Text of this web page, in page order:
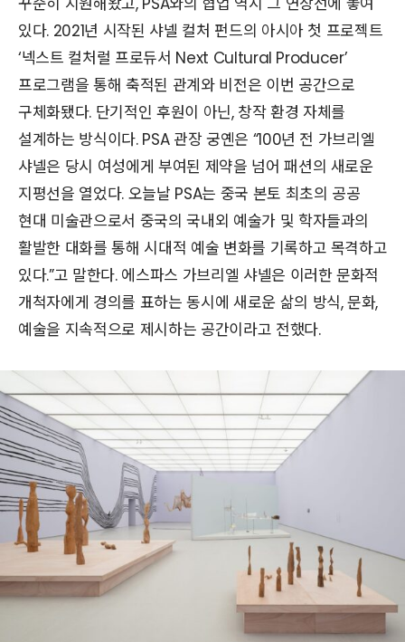
있다. 2021년 시작된 샤넬 컬처 펀드의 아시아 첫 프로젝트
‘넥스트 컬처럴 프로듀서 Next Cultural Producer’
프로그램을 통해 축적된 관계와 비전은 이번 공간으로
구체화됐다. 단기적인 후원이 아닌, 창작 환경 자체를
설계하는 방식이다. PSA 관장 궁옌은 “100년 전 가브리엘
샤넬은 당시 여성에게 부여된 제약을 넘어 패션의 새로운
지평선을 열었다. 오늘날 PSA는 중국 본토 최초의 공공
현대 미술관으로서 중국의 국내외 예술가 및 학자들과의
활발한 대화를 통해 시대적 예술 변화를 기록하고 목격하고
있다.”고 말한다. 에스파스 가브리엘 샤넬은 이러한 문화적
개척자에게 경의를 표하는 동시에 새로운 삶의 방식, 문화,
예술을 지속적으로 제시하는 공간이라고 전했다.